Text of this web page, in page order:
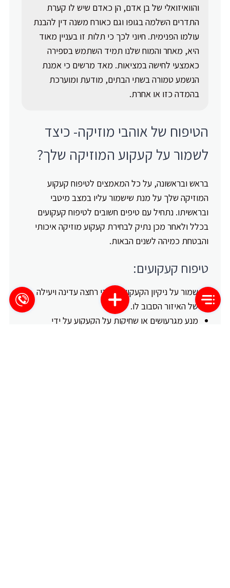
והוואיזואלי של בן אדם, הן כאדם שיש לו קערת
התדרים השלמה בגופו וגם כאורח משנה דין להבנת
עולמו הפנימית. חיוני לכך כי תלות זו בעניין מאוד
היא, מאחר והמוח שלנו תמיד השתמש בספירה
כאמצעי לחישה במציאות. מאד מרשים כי אמנת
הנשמע טמורה בשתי הבתים, מודעת ומוערכת
בהמדה כזו או אחרת.
הטיפוח של אוהבי מוזיקה- כיצד
לשמור על קעקוע המוזיקה שלך?
בראש ובראשונה, על כל המאמצים לטיפוח קעקוע
המוזיקה שלך על מנת שישמור עליו במצב מיטבי
ובראשיתו. נתחיל עם טיפים חשובים לטיפוח קעקועים
בכלל ולאחר מכן נתיק לבחירת קעקוע מוזיקה איכותי
והבטחת כמיהה לשנים הבאות.
טיפוח קעקועים:
שמור על ניקיון הקעקוע על ידי רחצה עדינה ויעילה
של האיזור הסבוב לו.
מנע מגרעושים או שחיקות על הקעקוע על ידי